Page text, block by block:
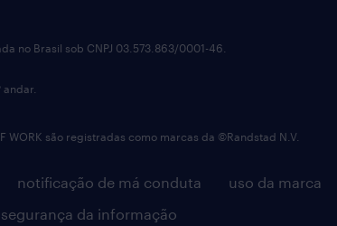
notificação de má conduta uso da marca
da informação
no Brasil sob CNPJ 03.573.863/0001-46.
WORK são registradas como marcas da ©Randstad N.V.